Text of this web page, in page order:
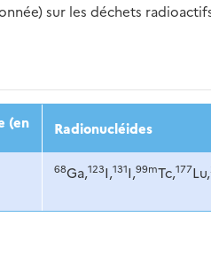
sur les déchets
2020
(en Radionucléides
68Ga,123I,131I,99mTc,177Lu,